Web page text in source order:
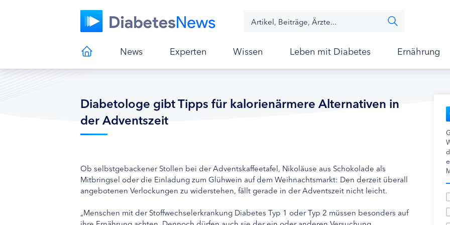
News Experten Wissen Leben mit Diabetes Ernährung
Diabetologe gibt Tipps für kalorienärmere Alternativen in
der Adventszeit
Ob selbstgebackener Stollen bei der Adventskaffeetafel, Nikoläuse aus Schokolade als
Mitbringsel oder die Einladung zum Glühwein auf dem Weihnachtsmarkt: Den derzeit überall
angebotenen Verlockungen zu widerstehen, fällt gerade in der Adventszeit nicht leicht.
„Menschen mit der Stoffwechselerkrankung Diabetes Typ 1 oder Typ 2 müssen besonders auf